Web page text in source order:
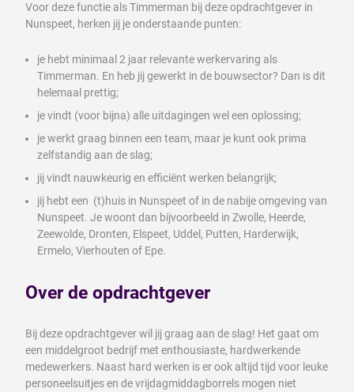
Voor deze functie als Timmerman bij deze opdrachtgever in
Nunspeet, herken jij je onderstaande punten:
je hebt minimaal 2 jaar relevante werkervaring als
Timmerman. En heb jij gewerkt in de bouwsector? Dan is dit
helemaal prettig;
je vindt (voor bijna) alle uitdagingen wel een oplossing;
je werkt graag binnen een team, maar je kunt ook prima
zelfstandig aan de slag;
jij vindt nauwkeurig en efficiënt werken belangrijk;
jij hebt een (t)huis in Nunspeet of in de nabije omgeving van
Nunspeet. Je woont dan bijvoorbeeld in Zwolle, Heerde,
Zeewolde, Dronten, Elspeet, Uddel, Putten, Harderwijk,
Ermelo, Vierhouten of Epe.
Over de opdrachtgever
Bij deze opdrachtgever wil jij graag aan de slag! Het gaat om
een middelgroot bedrijf met enthousiaste, hardwerkende
medewerkers. Naast hard werken is er ook altijd tijd voor leuke
personeelsuitjes en de vrijdagmiddagborrels mogen niet